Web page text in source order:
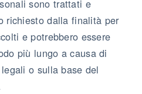
sono trattati e
richiesto dalla finalità per
e potrebbero essere
più lungo a causa di
o sulla base del